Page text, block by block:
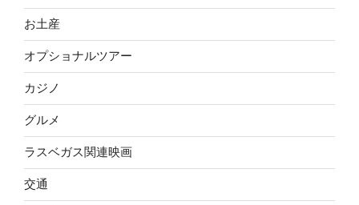
お土産
オプショナルツアー
カジノ
グルメ
ラスベガス関連映画
交通